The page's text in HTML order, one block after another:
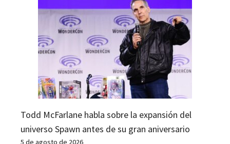
Todd McFarlane habla sobre la expansión del
universo Spawn antes de su gran aniversario
5 de agosto de 2026